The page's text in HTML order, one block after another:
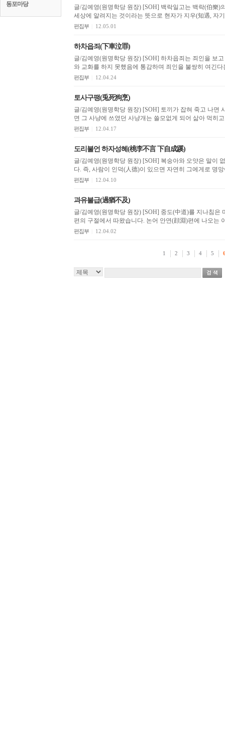
동포마당
글/김예영(원명학당 원장) [SOH] 백락일고는 백락(伯樂)의 한번 돌아봄, 곧 명마(名馬)도 백락(伯樂)을 만나야
세상에 알려지는 것이라는 뜻으로 현자가 지우(知遇, 자
편집부 12.05.01
하차읍죄(下車泣罪)
글/김예영(원명학당 원장) [SOH] 하차읍죄는 죄인을 보고 수레에서 내려 슬퍼하다란 말로, 즉, 스스로 바른 정치
편집부 12.04.24
토사구팽(兎死狗烹)
글/김예영(원명학당 원장) [SOH] 토끼가 잡혀 죽고 나면 사냥개는 삶아진다는 말로 곧 토끼사냥이 다 끝나고 나
편집부 12.04.17
도리불언 하자성혜(桃李不言 下自成蹊)
글/김예영(원명학당 원장) [SOH] 복숭아와 오얏은 말이 없지만 그 아래에는 자연히 작은 길이 생긴다는 말입니
다. 즉, 사람이 인덕(人德)이 있으면 자연히 그에게로 명
편집부 12.04.10
과유불급(過猶不及)
글/김예영(원명학당 원장) [SOH] 중도(中道)를 지나침은 미치지 못한 것과 같다는 뜻으로 논어(論語) 선진(先進)
편의 구절에서 따왔습니다. 논어 안연(顔淵)편에 나오는
편집부 12.04.02
1 2 3 4 5